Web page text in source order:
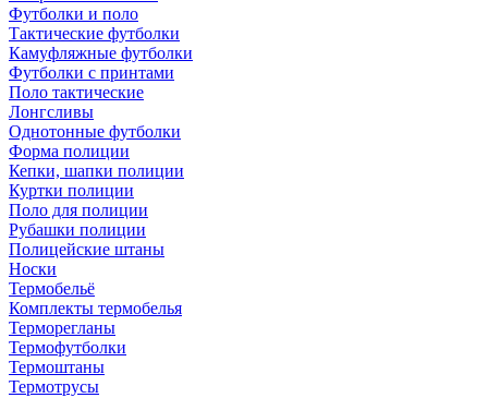
Футболки и поло
Тактические футболки
Камуфляжные футболки
Футболки с принтами
Поло тактические
Лонгсливы
Однотонные футболки
Форма полиции
Кепки, шапки полиции
Куртки полиции
Поло для полиции
Рубашки полиции
Полицейские штаны
Носки
Термобельё
Комплекты термобелья
Терморегланы
Термофутболки
Термоштаны
Термотрусы